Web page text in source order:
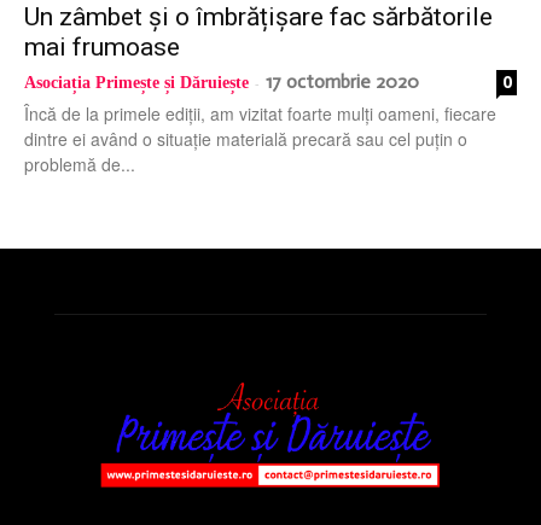
Un zâmbet și o îmbrățișare fac sărbătorile
mai frumoase
Asociația Primește și Dăruiește - 17 octombrie 2020 0
Încă de la primele ediții, am vizitat foarte mulți oameni, fiecare
dintre ei având o situație materială precară sau cel puțin o
problemă de...